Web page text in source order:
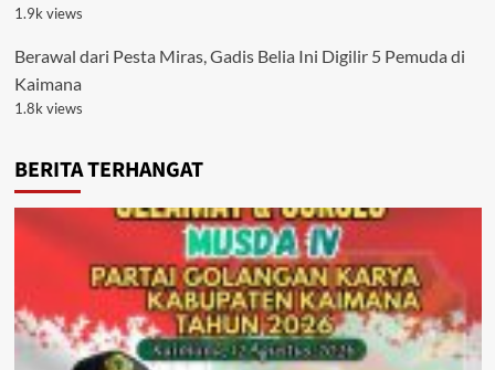
1.9k views
Berawal dari Pesta Miras, Gadis Belia Ini Digilir 5 Pemuda di
Kaimana
1.8k views
BERITA TERHANGAT